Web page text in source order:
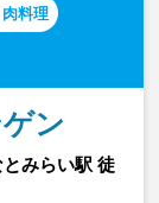
料理
ン
みらい駅 徒